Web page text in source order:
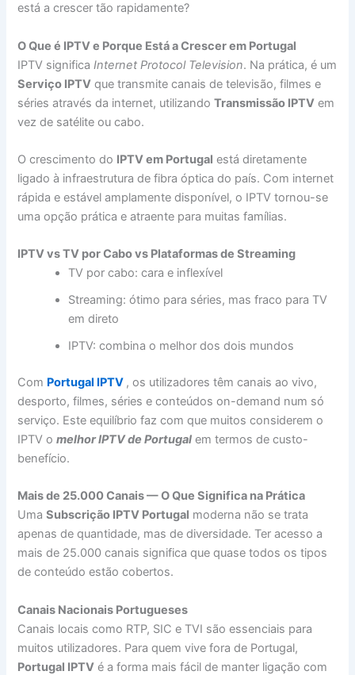
está a crescer tão rapidamente?
O Que é IPTV e Porque Está a Crescer em Portugal
IPTV significa Internet Protocol Television. Na prática, é um
Serviço IPTV que transmite canais de televisão, filmes e
séries através da internet, utilizandoTransmissão IPTV em
vez de satélite ou cabo.
O crescimento do IPTV em Portugal está diretamente
ligado à infraestrutura de fibra óptica do país. Com internet
rápida e estável amplamente disponível, o IPTV tornou-se
uma opção prática e atraente para muitas famílias.
IPTV vs TV por Cabo vs Plataformas de Streaming
TV por cabo: cara e inflexível
Streaming: ótimo para séries, mas fraco para TV
em direto
IPTV: combina o melhor dos dois mundos
Com Portugal IPTV , os utilizadores têm canais ao vivo,
desporto, filmes, séries e conteúdos on-demand num só
serviço. Este equilíbrio faz com que muitos considerem o
IPTV omelhor IPTV de Portugal em termos de custo-
benefício.
Mais de 25.000 Canais — O Que Significa na Prática
UmaSubscrição IPTV Portugal moderna não se trata
apenas de quantidade, mas de diversidade. Ter acesso a
mais de 25.000 canais significa que quase todos os tipos
de conteúdo estão cobertos.
Canais Nacionais Portugueses
Canais locais como RTP, SIC e TVI são essenciais para
muitos utilizadores. Para quem vive fora de Portugal,
Portugal IPTV é a forma mais fácil de manter ligação com